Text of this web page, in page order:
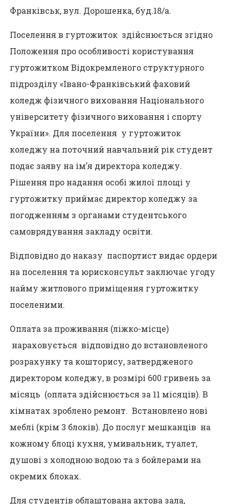
Франківськ, вул. Дорошенка, буд.18/а.
Поселення в гуртожиток здійснюється згідно
Положення про особливості користування
гуртожитком Відокремленого структурного
підрозділу «Івано-Франківський фаховий
коледж фізичного виховання Національного
університету фізичного виховання і спорту
України». Для поселення у гуртожиток
коледжу на поточний навчальний рік студент
подає заяву на ім’я директора коледжу.
Рішення про надання особі жилої площі у
гуртожитку приймає директор коледжу за
погодженням з органами студентського
самоврядування закладу освіти.
Відповідно до наказу паспортист видає ордери
на поселення та юрисконсульт заключає угоду
найму житлового приміщення гуртожитку
поселеними.
Оплата за проживання (ліжко-місце)
нараховується відповідно до встановленого
розрахунку та кошторису, затвердженого
директором коледжу, в розмірі 600 гривень за
місяць (оплата здійснюється за 11 місяців). В
кімнатах зроблено ремонт. Встановлено нові
меблі (крім 3 блоків). До послуг мешканців на
кожному блоці кухня, умивальник, туалет,
душові з холодною водою та з бойлерами на
окремих блоках.
Для студентів облаштована актова зала,